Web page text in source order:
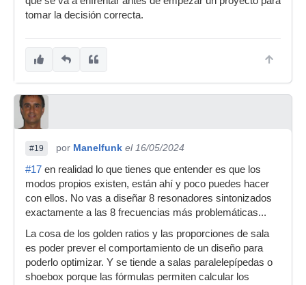
tomar la decisión correcta.
#19 por Manelfunk el 16/05/2024
#17 en realidad lo que tienes que entender es que los
modos propios existen, están ahí y poco puedes hacer
con ellos. No vas a diseñar 8 resonadores sintonizados
exactamente a las 8 frecuencias más problemáticas...
La cosa de los golden ratios y las proporciones de sala
es poder prever el comportamiento de un diseño para
poderlo optimizar. Y se tiende a salas paralelepípedas o
shoebox porque las fórmulas permiten calcular los